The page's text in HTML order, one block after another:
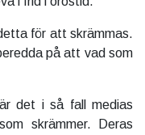
för att skrämmas.
på att vad som
det i så fall medias
skrämmer. Deras